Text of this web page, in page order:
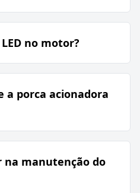
no motor?
a porca acionadora
na manutenção do